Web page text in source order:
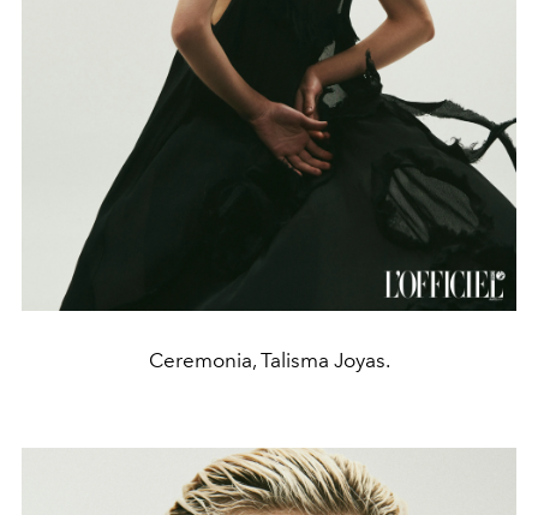
Ceremonia, Talisma Joyas.